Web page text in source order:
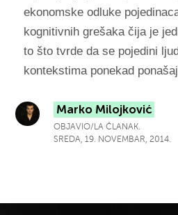
ekonomske odluke
kognitivnih grešaka čija je
to što tvrde da se pojedini
kontekstima ponekad
Marko Milojković
OBJAVIO/LA ČLANAK.
SREDA, 19. NOVEMBAR, 2014.